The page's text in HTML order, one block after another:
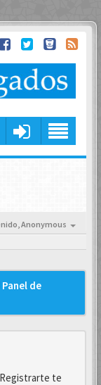
Anonymous
de
te